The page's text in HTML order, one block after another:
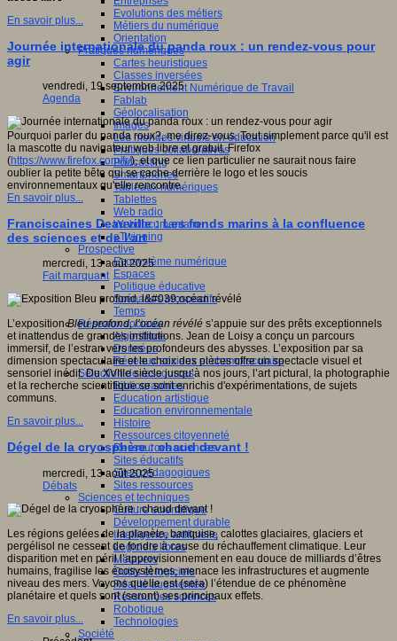
Evolutions des métiers
Métiers du numérique
Orientation
Pratiques numériques
Cartes heuristiques
Classes inversées
Environnement Numérique de Travail
Fablab
Géolocalisation
Images
Les mondes virtuels en éducation
Pratiques collaboratives
Podcasting
Smartphones
Tableaux numériques
Tablettes
Web radio
Webdocumentaire
eTwinning
Prospective
Ecosystème numérique
Espaces
Politique éducative
Scénarios prospectifs
Temps
Réseaux sociaux
Algorithme
Données
Réseaux sociaux et champ scolaire
Sélection de ressources
Bibliographies
Education artistique
Education environnementale
Histoire
Ressources citoyenneté
Ressources sciences
Sites éducatifs
Sites pédagogiques
Sites ressources
Sciences et techniques
Culture scientifique
Développement durable
Intelligence artificielle
Logiciels libres
Métavers
Outils et logiciels
Réalité augmentée
Ressources sciences
Robotique
Technologies
Société
En savoir plus...
Journée internationale du panda roux : un rendez-vous pour
agir
vendredi, 19 septembre 2025
Agenda
Pourquoi parler du panda roux?, me direz-vous. Tout simplement parce qu'il est
la mascotte du navigateur web libre et gratuit, Firefox
(https://www.firefox.com/fr/), et que ce lien particulier ne saurait nous faire
oublier la petite bête qui se cache derrière le logo et les soucis
environnementaux qu'elle rencontre.
En savoir plus...
Franciscaines Deauville : Les fonds marins à la confluence
des sciences et de l’art
mercredi, 13 août 2025
Fait marquant
L’expositionBleu profond, l’océan révélé s’appuie sur des prêts exceptionnels
et inattendus de grandes institutions. Jean de Loisy a conçu un parcours
immersif, de l’estran vers les profondeurs des abysses. L’exposition par sa
dimension spectaculaire et le choix des pièces offre un spectacle visuel et
sensoriel inédit. Du XVIIIe siècle jusqu’à nos jours, l’art pictural, la photographie
et la recherche scientifique se sont enrichis d'expérimentations, de sujets
communs.
En savoir plus...
Dégel de la cryosphère : chaud devant !
mercredi, 13 août 2025
Débats
Les régions gelées de la planète, banquise, calottes glaciaires, glaciers et
pergélisol ne cessent de fondre à cause du réchauffement climatique. Leur
disparition met en péril l’approvisionnement en eau douce de milliards d’êtres
humains, fragilise les écosystèmes, menace les infrastructures et augmente
niveau des mers. Voyons quelle est (sera) l’étendue de ce phénomène
planétaire et quels sont (seront) ses principaux effets.
En savoir plus...